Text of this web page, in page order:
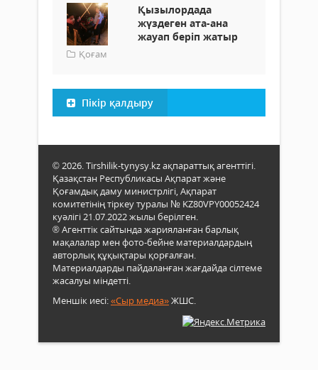
Қызылордада
жүздеген ата-ана
жауап беріп жатыр
Қоғам
Пікір қалдыру
© 2026. Tirshilik-tynysy.kz ақпараттық агенттігі.
Қазақстан Республикасы Ақпарат және
Қоғамдық даму министрлігі, Ақпарат
комитетінің тіркеу туралы № KZ80VPY00052424
куәлігі 21.07.2022 жылы берілген.
® Агенттік сайтында жарияланған барлық
мақалалар мен фото-бейне материалдардың
авторлық құқықтары қорғалған.
Материалдарды пайдаланған жағдайда сілтеме
жасалуы міндетті.
Меншік иесі:«Сыр медиа»ЖШС.